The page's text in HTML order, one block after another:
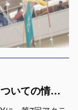
FINEPLAYに、出演ライダーについての情報が掲載されています。